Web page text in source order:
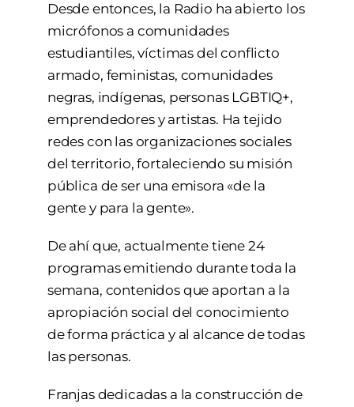
Desde entonces, la Radio ha abierto los
micrófonos a comunidades
estudiantiles, víctimas del conflicto
armado, feministas, comunidades
negras, indígenas, personas LGBTIQ+,
emprendedores y artistas. Ha tejido
redes con las organizaciones sociales
del territorio, fortaleciendo su misión
pública de ser una emisora «de la
gente y para la gente».
De ahí que, actualmente tiene 24
programas emitiendo durante toda la
semana, contenidos que aportan a la
apropiación social del conocimiento
de forma práctica y al alcance de todas
las personas.
Franjas dedicadas a la construcción de